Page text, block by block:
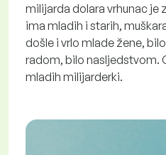
milijarda dolara vrhunac je
ima mladih i starih,
došle i vrlo mlade žene,
radom, bilo nasljedstvom.
mladih milijarderki.